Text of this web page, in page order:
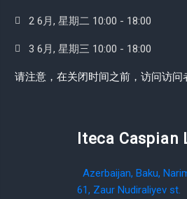
2 6月, 星期二 10:00 - 18:00
3 6月, 星期三 10:00 - 18:00
请注意，在关闭时间之前，访问访问
Iteca Caspian
Azerbaijan, Baku,
61, Zaur Nudiraliyev st.